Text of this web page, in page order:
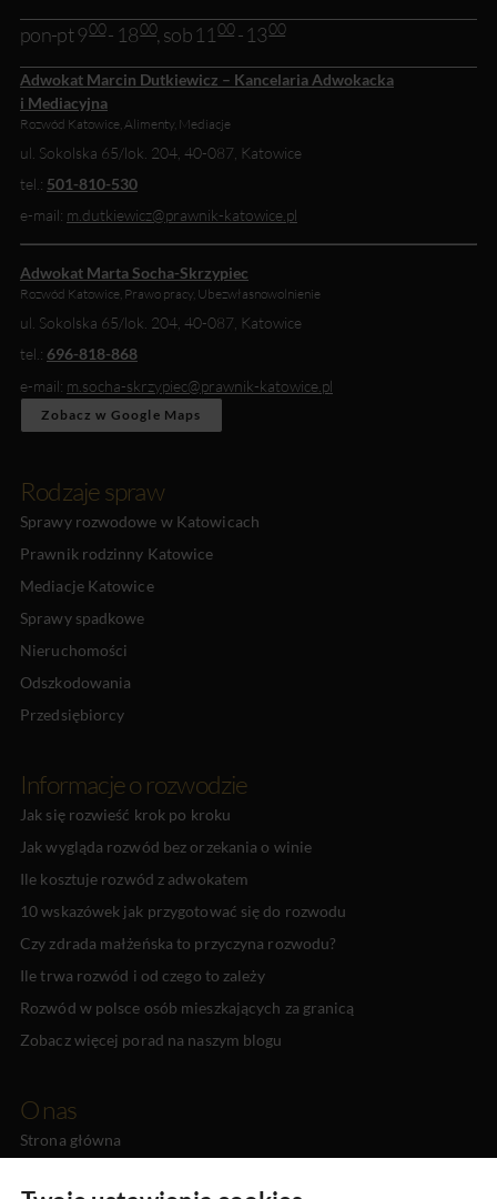
pon-pt 900- 1800, sob 1100- 1300
Adwokat Marcin Dutkiewicz – Kancelaria Adwokacka
i Mediacyjna
Rozwód Katowice, Alimenty, Mediacje
ul. Sokolska 65/lok. 204 40-087 Katowice
tel.: 501-810-530
e-mail: m.dutkiewicz@prawnik-katowice.pl
Adwokat Marta Socha-Skrzypiec
Rozwód Katowice, Prawo pracy, Ubezwłasnowolnienie
ul. Sokolska 65/lok. 204 40-087 Katowice
tel.: 696-818-868
e-mail: m.socha-skrzypiec@prawnik-katowice.pl
Zobacz w Google Maps
Rodzaje spraw
Sprawy rozwodowe w Katowicach
Prawnik rodzinny Katowice
Mediacje Katowice
Sprawy spadkowe
Nieruchomości
Odszkodowania
Przedsiębiorcy
Informacje o rozwodzie
Jak się rozwieść krok po kroku
Jak wygląda rozwód bez orzekania o winie
Ile kosztuje rozwód z adwokatem
10 wskazówek jak przygotować się do rozwodu
Czy zdrada małżeńska to przyczyna rozwodu?
Ile trwa rozwód i od czego to zależy
Rozwód w polsce osób mieszkających za granicą
Zobacz więcej porad na naszym blogu
O nas
Strona główna